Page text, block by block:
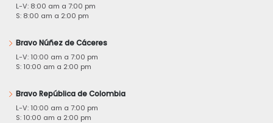
L-V: 8:00 am a 7:00 pm
S: 8:00 am a 2:00 pm
Bravo Núñez de Cáceres
L-V: 10:00 am a 7:00 pm
S: 10:00 am a 2:00 pm
Bravo República de Colombia
L-V: 10:00 am a 7:00 pm
S: 10:00 am a 2:00 pm